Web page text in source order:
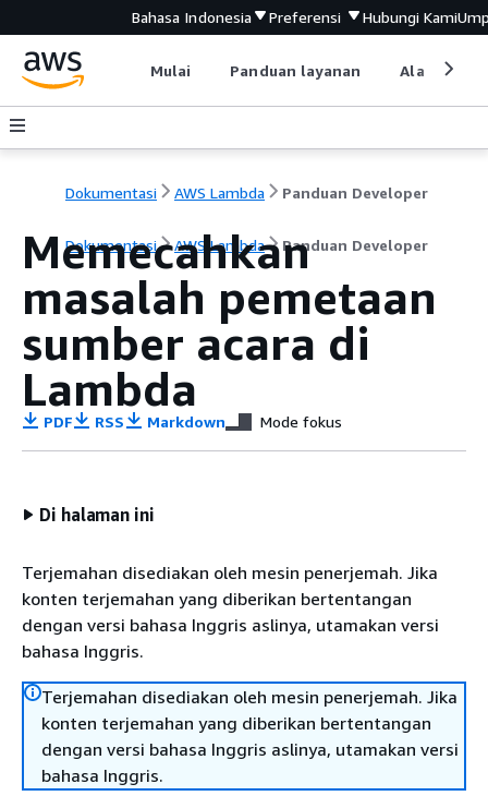
Bahasa Indonesia Preferensi Hubungi Kami
Mulai Panduan layanan Alat
Dokumentasi AWS Lambda Panduan Developer
Dokumentasi AWS Lambda Panduan Developer
Memecahkan
masalah pemetaan
sumber acara di
Lambda
PDF RSS Markdown Mode fokus
Di halaman ini
Terjemahan disediakan oleh mesin penerjemah. Jika
konten terjemahan yang diberikan bertentangan
dengan versi bahasa Inggris aslinya, utamakan versi
bahasa Inggris.
Terjemahan disediakan oleh mesin penerjemah. Jika
konten terjemahan yang diberikan bertentangan
dengan versi bahasa Inggris aslinya, utamakan versi
bahasa Inggris.